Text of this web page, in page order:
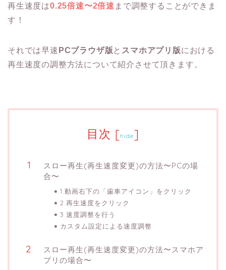
再生速度は0.25倍速〜2倍速 まで調整することができま
す！
それでは早速 PCブラウザ版 と スマホアプリ版における
再生速度の調整方法について紹介させて頂きます。
目次 [hide]
スロー再生(再生速度変更)の方法〜PCの場
合〜
1.動画右下の「歯車アイコン」をクリック
2.再生速度をクリック
3.速度調整を行う
カスタム設定による速度調整
スロー再生(再生速度変更)の方法〜スマホア
プリの場合〜